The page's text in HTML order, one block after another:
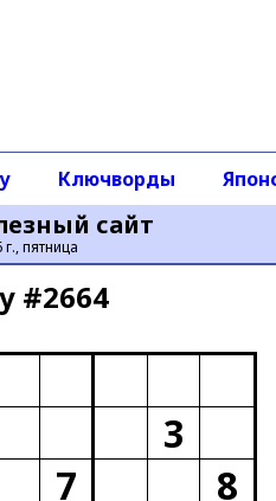
сайт
пятница
Ключворды
#2664
3
7
8